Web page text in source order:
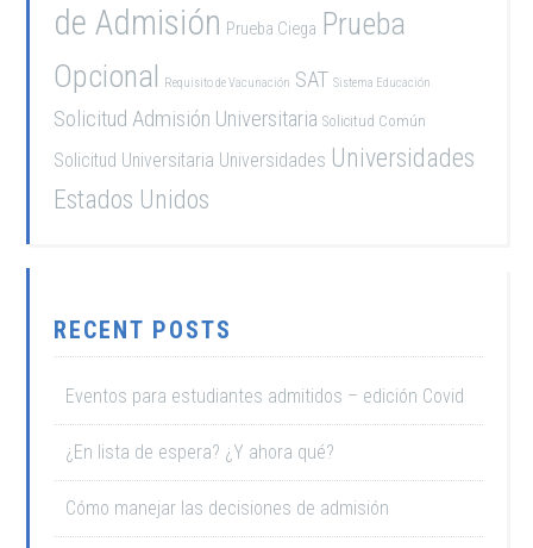
de Admisión Prueba Ciega Prueba
Opcional Requisito de Vacunación SAT Sistema Educación
Solicitud Admisión Universitaria Solicitud Común
Solicitud Universitaria Universidades Universidades
Estados Unidos
RECENT POSTS
Eventos para estudiantes admitidos – edición Covid
¿En lista de espera? ¿Y ahora qué?
Cómo manejar las decisiones de admisión